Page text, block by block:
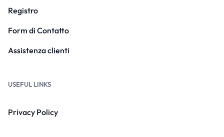
Registro
Form di Contatto
Assistenza clienti
USEFUL LINKS
Privacy Policy